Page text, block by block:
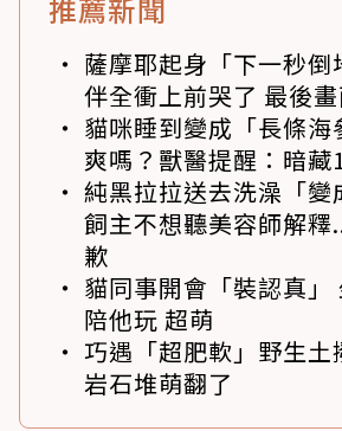
推薦新聞
薩摩耶起身「下一秒
伴全衝上前哭了 最後
貓咪睡到變成「長條海
爽嗎？獸醫提醒：暗藏
純黑拉拉送去洗澡「變
飼主不想聽美容師解釋
歉
貓同事開會「裝認真」
陪他玩 超萌
巧遇「超肥軟」野生土
岩石堆萌翻了